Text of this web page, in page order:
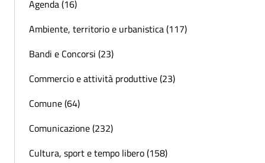
Agenda (16)
Ambiente, territorio e urbanistica (117)
Bandi e Concorsi (23)
Commercio e attività produttive (23)
Comune (64)
Comunicazione (232)
Cultura, sport e tempo libero (158)